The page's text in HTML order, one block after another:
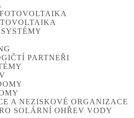
PARTNEŘI
A NEZISKOVÉ ORGANIZACE
SOLÁRNÍ OHŘEV VODY